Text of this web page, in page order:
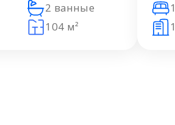
2 ванные
104 м²